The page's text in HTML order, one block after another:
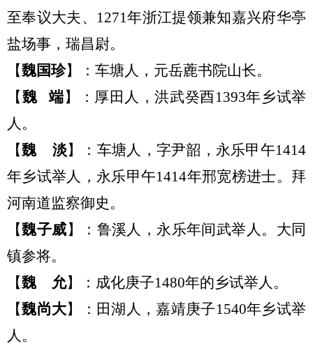
至奉议大夫、1271年浙江提领兼知嘉兴府华亭
盐场事，瑞昌尉。
【魏国珍】： 车塘人，元岳蔍书院山长。
【魏 端】： 厚田人 ，洪武癸酉1393年乡试举
人。
【魏 淡】： 车塘人，字尹韶， 永乐甲午1414
年乡试举人， 永乐甲午1414年邢宽榜进士。拜
河南道监察御史。
【魏子威】：鲁溪人 ， 永乐年间武举人。 大同
镇参将。
【魏 允】：成化庚子1480年的乡试举人。
【魏尚大】：田湖 人，嘉靖庚子1540年乡试举
人。